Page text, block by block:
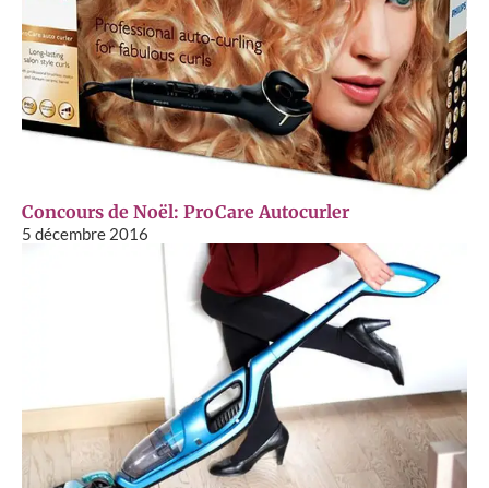
Concours de Noël: ProCare Autocurler
5 décembre 2016